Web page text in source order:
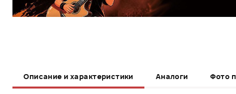
Описание и характеристики Аналоги Фото